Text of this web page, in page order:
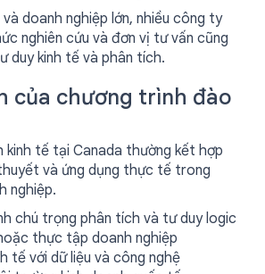
doanh nghiệp lớn, nhiều công ty
nghiên cứu và đơn vị tư vấn cũng
duy kinh tế và phân tích.
của chương trình đào
kinh tế tại Canada thường kết hợp
và ứng dụng thực tế trong
nghiệp.
chú trọng phân tích và tư duy logic
thực tập doanh nghiệp
tế với dữ liệu và công nghệ